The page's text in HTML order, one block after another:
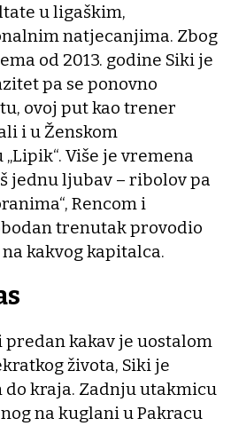
u ligaškim,
natjecanjima. Zbog
od 2013. godine Siki je
pa se ponovno
ovoj put kao trener
i u Ženskom
Više je vremena
jednu ljubav – ribolov pa
Rencom i
trenutak provodio
kakvog kapitalca.
predan kakav je uostalom
života, Siki je
do kraja. Zadnju utakmicu
na kuglani u Pakracu